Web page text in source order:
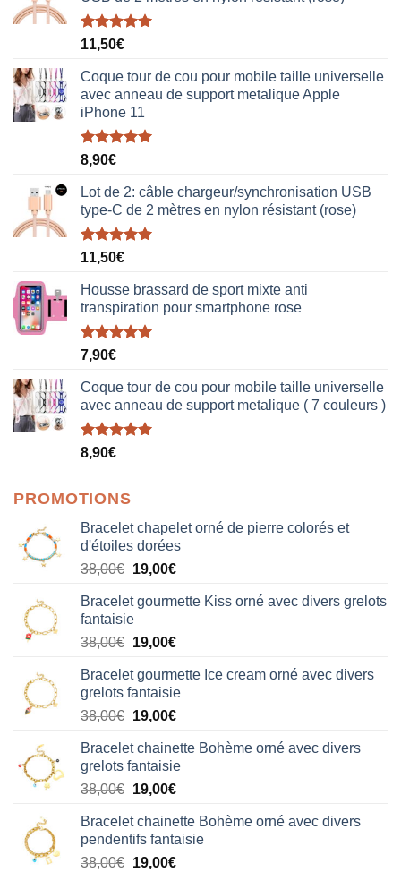
Note5.00
11,50€
Coque tour de cou pour mobile taille universelle
avec anneau de support metalique Apple
iPhone 11
Note5.00
8,90€
Lot de 2: câble chargeur/synchronisation USB
type-C de 2 mètres en nylon résistant (rose)
Note5.00
11,50€
Housse brassard de sport mixte anti
transpiration pour smartphone rose
Note5.00
7,90€
Coque tour de cou pour mobile taille universelle
avec anneau de support metalique ( 7 couleurs )
Note5.00
8,90€
PROMOTIONS
Bracelet chapelet orné de pierre colorés et
d'étoiles dorées
38,00€ Le
initial
était :
38,00€.
19,00€Le
actuel
19,00€.
Bracelet gourmette Kiss orné avec divers grelots
fantaisie
38,00€ Le
initial
était :
38,00€.
19,00€Le
actuel
est :
19,00€.
Bracelet gourmette Ice cream orné avec divers
grelots fantaisie
38,00€ Le
initial
était :
38,00€.
19,00€Le
actuel
est :
19,00€.
Bracelet chainette Bohème orné avec divers
grelots fantaisie
38,00€ Le
initial
était :
38,00€.
19,00€Le
actuel
est :
19,00€.
Bracelet chainette Bohème orné avec divers
pendentifs fantaisie
38,00€ Le
19,00€Le